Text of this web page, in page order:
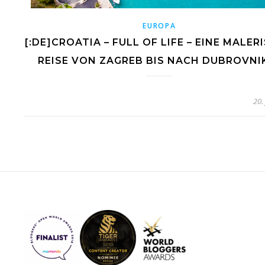
EUROPA
[:DE]CROATIA – FULL OF LIFE – EINE
REISE VON ZAGREB BIS NACH
20.